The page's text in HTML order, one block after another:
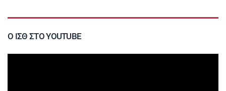
Ο ΙΣΘ ΣΤΟ YOUTUBE